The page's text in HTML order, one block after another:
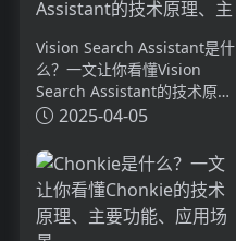
Vision Search Assistant是什
么？一文让你看懂Vision
Search Assistant的技术原
理、主要功能、应用场景
2025-04-05